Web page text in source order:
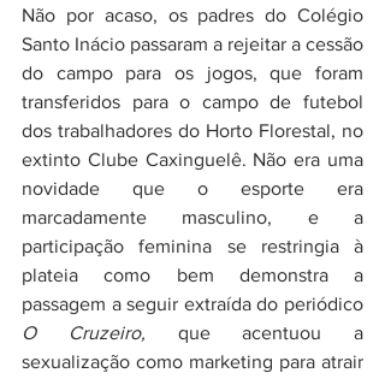
Não por acaso, os padres do Colégio
Santo Inácio passaram a rejeitar a cessão
do campo para os jogos, que foram
transferidos para o campo de futebol
dos trabalhadores do Horto Florestal, no
extinto Clube Caxinguelê. Não era uma
novidade que o esporte era
marcadamente masculino, e a
participação feminina se restringia à
plateia como bem demonstra a
O Cruzeiro, que acentuou a
sexualização como marketing para atrair